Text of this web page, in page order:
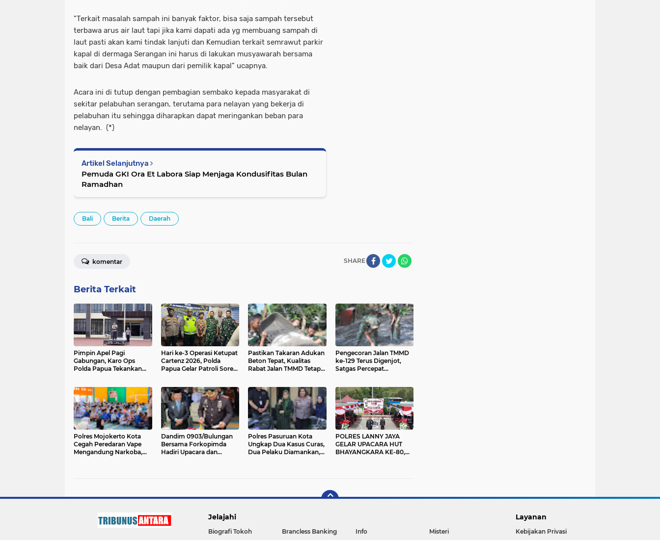
"Terkait masalah sampah ini banyak faktor, bisa saja sampah tersebut
terbawa arus air laut tapi jika kami dapati ada yg membuang sampah di
laut pasti akan kami tindak lanjuti dan Kemudian terkait semrawut parkir
kapal di dermaga Serangan ini harus di lakukan musyawarah bersama
baik dari Desa Adat maupun dari pemilik kapal" ucapnya.
Acara ini di tutup dengan pembagian sembako kepada masyarakat di
sekitar pelabuhan serangan, terutama para nelayan yang bekerja di
pelabuhan itu sehingga diharapkan dapat meringankan beban para
nelayan. (*)
Artikel Selanjutnya
Pemuda GKI Ora Et Labora Siap Menjaga Kondusifitas Bulan
Ramadhan
Bali Berita Daerah
SHARE
komentar
Berita Terkait
Pimpin Apel Pagi
Gabungan, Karo Ops
Polda Papua Tekankan
Hari ke-3 Operasi Ketupat
Cartenz 2026, Polda
Papua Gelar Patroli Sore
Pastikan Takaran Adukan
Beton Tepat, Kualitas
Rabat Jalan TMMD Tetap
Pengecoran Jalan TMMD
ke-129 Terus Digenjot,
Satgas Percepat
Polres Mojokerto Kota
Cegah Peredaran Vape
Mengandung Narkoba,
‎Dandim 0903/Bulungan
Bersama Forkopimda
Hadiri Upacara dan
Polres Pasuruan Kota
Ungkap Dua Kasus Curas,
Dua Pelaku Diamankan,
POLRES LANNY JAYA
GELAR UPACARA HUT
BHAYANGKARA KE-80,
Jelajahi
Biografi Tokoh Brancless Banking Info
Misteri
Layanan
Kebijakan Privasi